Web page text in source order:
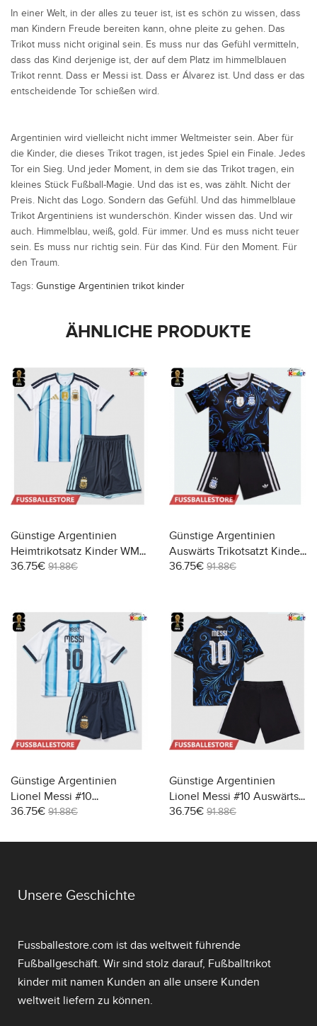
In einer Welt, in der alles zu teuer ist, ist es schön zu wissen, dass
man Kindern Freude bereiten kann, ohne pleite zu gehen. Das
Trikot muss nicht original sein. Es muss nur das Gefühl vermitteln,
dass das Kind derjenige ist, der auf dem Platz im himmelblauen
Trikot rennt. Dass er Messi ist. Dass er Álvarez ist. Und dass er das
entscheidende Tor schießen wird.
Argentinien wird vielleicht nicht immer Weltmeister sein. Aber für
die Kinder, die dieses Trikot tragen, ist jedes Spiel ein Finale. Jedes
Tor ein Sieg. Und jeder Moment, in dem sie das Trikot tragen, ein
kleines Stück Fußball-Magie. Und das ist es, was zählt. Nicht der
Preis. Nicht das Logo. Sondern das Gefühl. Und das himmelblaue
Trikot Argentiniens ist wunderschön. Kinder wissen das. Und wir
auch. Himmelblau, weiß, gold. Für immer. Und es muss nicht teuer
sein. Es muss nur richtig sein. Für das Kind. Für den Moment. Für
den Traum.
Tags: Gunstige Argentinien trikot kinder
ÄHNLICHE PRODUKTE
Günstige Argentinien
Heimtrikotsatz Kinder WM
2026 Kurzarm (+ Kurze
36.75€ 91.88€
Günstige Argentinien
Auswärts Trikotsatzt Kinder
WM 2026 Kurzarm (+ Kurze
36.75€ 91.88€
Günstige Argentinien
Lionel Messi #10
Heimtrikotsatz Kinder WM
Hosen)
36.75€ 91.88€
Günstige Argentinien
Lionel Messi #10 Auswärts
Trikotsatzt Kinder WM 2026
36.75€ 91.88€
Unsere Geschichte
Fussballestore.com ist das weltweit führende
Fußballgeschäft. Wir sind stolz darauf, Fußballtrikot
kinder mit namen Kunden an alle unsere Kunden
weltweit liefern zu können.